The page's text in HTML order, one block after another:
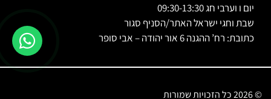
יום ו וערבי חג 09:30-13:30
שבת וחגי ישראל האתר/הסניף סגור
כתובת: רח’ ההגנה 6 אור יהודה – אבי סופר
© 2026 כל הזכויות שמורות